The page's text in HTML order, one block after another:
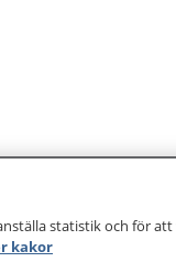
statistik och för
kakor